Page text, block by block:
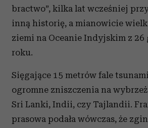
bractwo”, kilka lat wcześniej
inną historię, a mianowicie
ziemi na Oceanie Indyjskim z
roku.
Sięgające 15 metrów fale
ogromne zniszczenia na
Sri Lanki, Indii, czy Tajlandii.
prasowa podała wówczas, że